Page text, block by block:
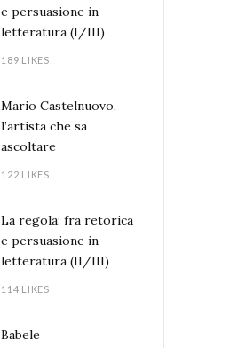
e persuasione in
letteratura (I/III)
189 LIKES
Mario Castelnuovo,
l’artista che sa
ascoltare
122 LIKES
La regola: fra retorica
e persuasione in
letteratura (II/III)
114 LIKES
Babele